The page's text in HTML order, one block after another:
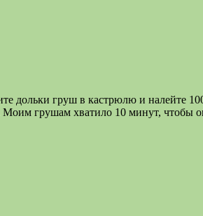
дольки груш в кастрюлю и налейте
Моим грушам хватило 10 минут, чтобы